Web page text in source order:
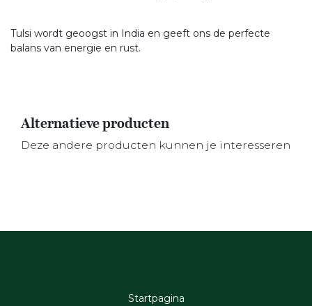
Tulsi wordt geoogst in India en geeft ons de perfecte
balans van energie en rust.
Alternatieve producten
Deze andere producten kunnen je interesseren
Startpagina